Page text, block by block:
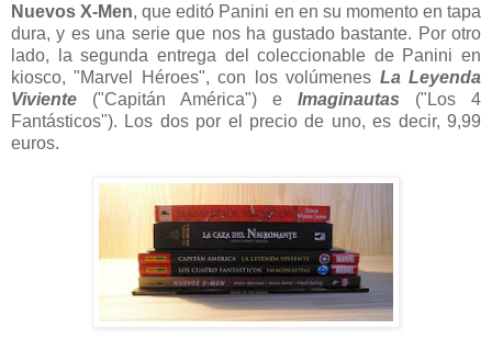
Nuevos X-Men, que editó Panini en en su momento en tapa
dura, y es una serie que nos ha gustado bastante. Por otro
lado, la segunda entrega del coleccionable de Panini en
kiosco, "Marvel Héroes", con los volúmenes La Leyenda
Viviente ("Capitán América") e Imaginautas ("Los 4
Fantásticos"). Los dos por el precio de uno, es decir, 9,99
euros.